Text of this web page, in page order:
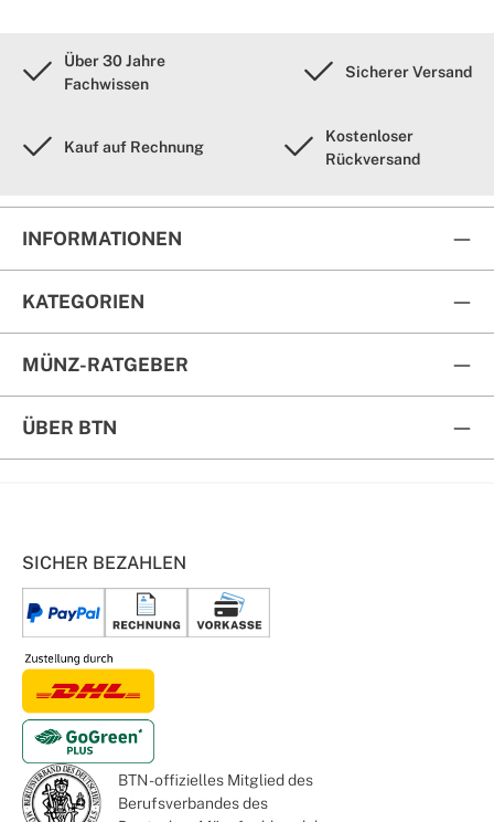
Über 30 Jahre
Fachwissen
Sicherer Versand
Kauf auf Rechnung
Kostenloser
Rückversand
INFORMATIONEN
KATEGORIEN
MÜNZ-RATGEBER
ÜBER BTN
SICHER BEZAHLEN
BTN - offizielles Mitglied des
Berufsverbandes des